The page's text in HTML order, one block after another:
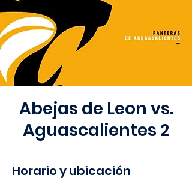
Abejas de Leon vs.
Aguascalientes 2
Horario y ubicación